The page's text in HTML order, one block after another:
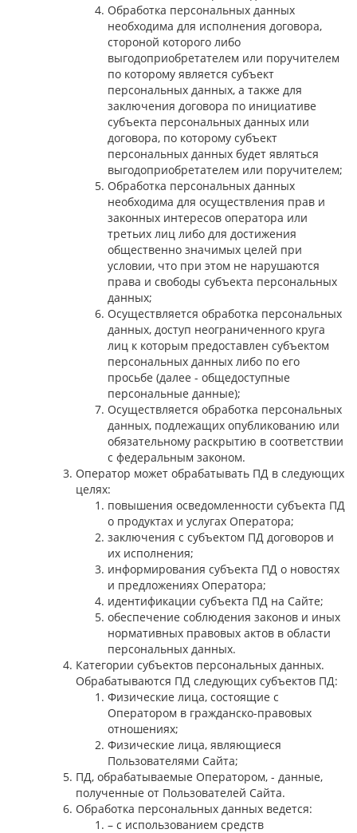
Обработка персональных данных
необходима для исполнения договора,
стороной которого либо
выгодоприобретателем или поручителем
по которому является субъект
персональных данных, а также для
заключения договора по инициативе
субъекта персональных данных или
договора, по которому субъект
персональных данных будет являться
выгодоприобретателем или поручителем;
Обработка персональных данных
необходима для осуществления прав и
законных интересов оператора или
третьих лиц либо для достижения
общественно значимых целей при
условии, что при этом не нарушаются
права и свободы субъекта персональных
данных;
Осуществляется обработка персональных
данных, доступ неограниченного круга
лиц к которым предоставлен субъектом
персональных данных либо по его
просьбе (далее - общедоступные
персональные данные);
Осуществляется обработка персональных
данных, подлежащих опубликованию или
обязательному раскрытию в соответствии
с федеральным законом.
Оператор может обрабатывать ПД в следующих
целях:
повышения осведомленности субъекта ПД
о продуктах и услугах Оператора;
заключения с субъектом ПД договоров и
их исполнения;
информирования субъекта ПД о новостях
и предложениях Оператора;
идентификации субъекта ПД на Сайте;
обеспечение соблюдения законов и иных
нормативных правовых актов в области
персональных данных.
Категории субъектов персональных данных.
Обрабатываются ПД следующих субъектов ПД:
Физические лица, состоящие с
Оператором в гражданско-правовых
отношениях;
Физические лица, являющиеся
Пользователями Сайта;
ПД, обрабатываемые Оператором, - данные,
полученные от Пользователей Сайта.
Обработка персональных данных ведется:
– с использованием средств